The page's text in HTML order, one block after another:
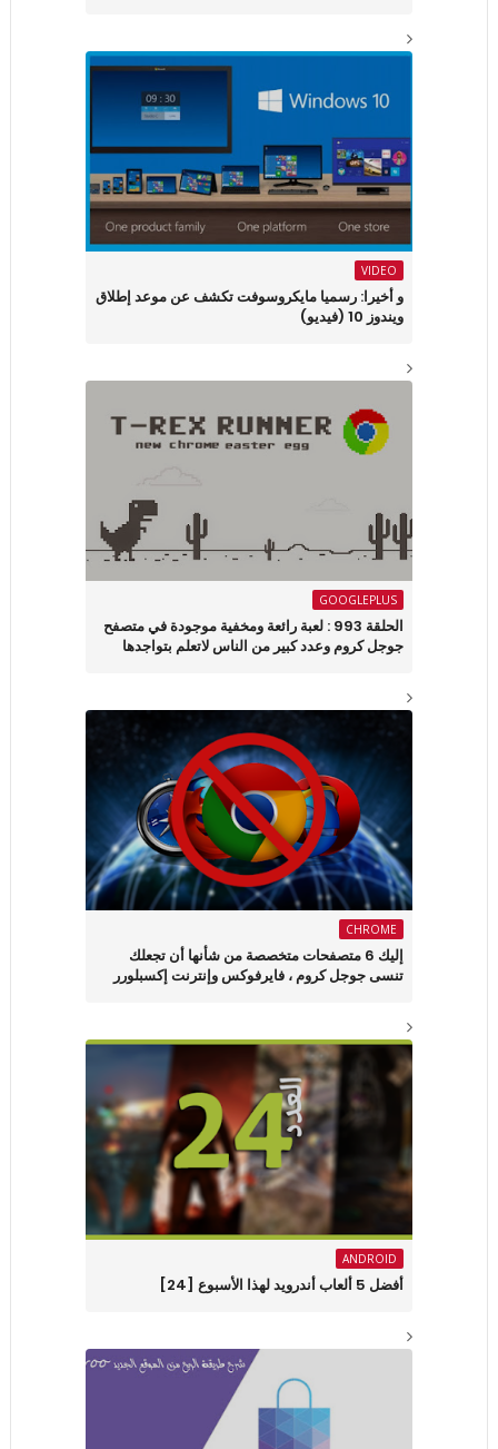
VIDEO
و أخيرا: رسميا مايكروسوفت تكشف عن موعد إطلاق
ويندوز 10 (فيديو)
GOOGLEPLUS
الحلقة 993 : لعبة رائعة ومخفية موجودة في متصفح
جوجل كروم وعدد كبير من الناس لاتعلم بتواجدها
CHROME
إليك 6 متصفحات متخصصة من شأنها أن تجعلك
تنسى جوجل كروم ، فايرفوكس وإنترنت إكسبلورر
ANDROID
أفضل 5 ألعاب أندرويد لهذا الأسبوع [24]